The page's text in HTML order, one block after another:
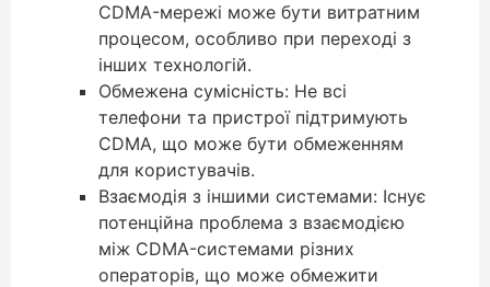
CDMA-мережі може бути витратним
процесом, особливо при переході з
інших технологій.
Обмежена сумісність: Не всі
телефони та пристрої підтримують
CDMA, що може бути обмеженням
для користувачів.
Взаємодія з іншими системами: Існує
потенційна проблема з взаємодією
між CDMA-системами різних
операторів, що може обмежити